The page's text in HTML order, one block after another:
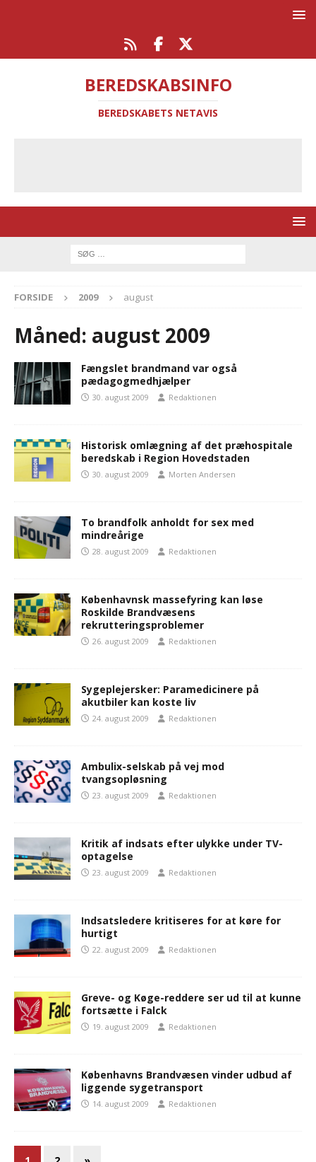
BEREDSKABSINFO
BEREDSKABETS NETAVIS
FORSIDE 2009 august
Måned: august 2009
Fængslet brandmand var også
pædagogmedhjælper
30. august 2009 Redaktionen
Historisk omlægning af det præhospitale
beredskab i Region Hovedstaden
30. august 2009 Morten Andersen
To brandfolk anholdt for sex med
mindreårige
28. august 2009 Redaktionen
Københavnsk massefyring kan løse
Roskilde Brandvæsens
rekrutteringsproblemer
26. august 2009 Redaktionen
Sygeplejersker: Paramedicinere på
akutbiler kan koste liv
24. august 2009 Redaktionen
Ambulix-selskab på vej mod
tvangsopløsning
23. august 2009 Redaktionen
Kritik af indsats efter ulykke under TV-
optagelse
23. august 2009 Redaktionen
Indsatsledere kritiseres for at køre for
hurtigt
22. august 2009 Redaktionen
Greve- og Køge-reddere ser ud til at kunne
fortsætte i Falck
19. august 2009 Redaktionen
Københavns Brandvæsen vinder udbud af
liggende sygetransport
14. august 2009 Redaktionen